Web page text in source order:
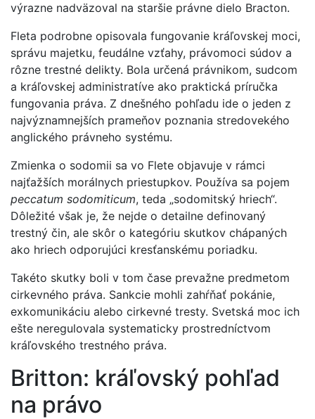
výrazne nadväzoval na staršie právne dielo Bracton.
Fleta podrobne opisovala fungovanie kráľovskej moci,
správu majetku, feudálne vzťahy, právomoci súdov a
rôzne trestné delikty. Bola určená právnikom, sudcom
a kráľovskej administratíve ako praktická príručka
fungovania práva. Z dnešného pohľadu ide o jeden z
najvýznamnejších prameňov poznania stredovekého
anglického právneho systému.
Zmienka o sodomii sa vo Flete objavuje v rámci
najťažších morálnych priestupkov. Používa sa pojem
peccatum sodomiticum, teda „sodomitský hriech“.
Dôležité však je, že nejde o detailne definovaný
trestný čin, ale skôr o kategóriu skutkov chápaných
ako hriech odporujúci kresťanskému poriadku.
Takéto skutky boli v tom čase prevažne predmetom
cirkevného práva. Sankcie mohli zahŕňať pokánie,
exkomunikáciu alebo cirkevné tresty. Svetská moc ich
ešte neregulovala systematicky prostredníctvom
kráľovského trestného práva.
Britton: kráľovský pohľad
na právo